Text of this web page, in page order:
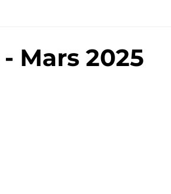
Mars 2025